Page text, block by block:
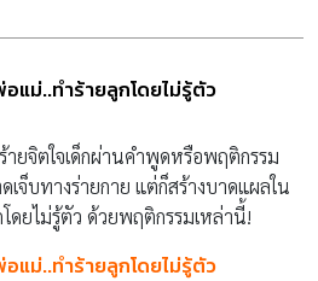
แม่..ทำร้ายลูกโดยไม่รู้ตัว
ายจิตใจเด็กผ่านคำพูดหรือพฤติกรรม
จ็บทางร่ายกาย แต่ก็สร้างบาดแผลใน
ดยไม่รู้ตัว ด้วยพฤติกรรมเหล่านี้!
แม่..ทำร้ายลูกโดยไม่รู้ตัว